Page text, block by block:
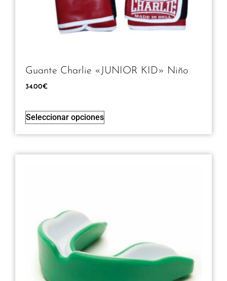
Guante Charlie «JUNIOR KID» Niño
34.00€
Seleccionar opciones